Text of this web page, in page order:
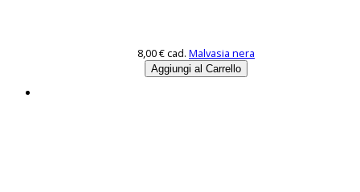
8,00 €cad. Malvasia nera